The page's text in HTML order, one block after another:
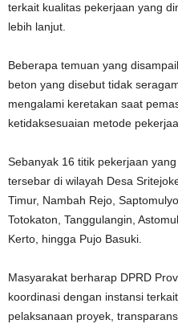
terkait kualitas pekerjaan yang
lebih lanjut.
Beberapa temuan yang
beton yang disebut tidak
mengalami keretakan saat
ketidaksesuaian metode
Sebanyak 16 titik pekerjaan
tersebar di wilayah Desa
Timur, Nambah Rejo,
Totokaton, Tanggulangin,
Kerto, hingga Pujo Basuki.
Masyarakat berharap DPRD
koordinasi dengan instansi
pelaksanaan proyek,